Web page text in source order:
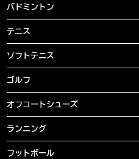
バドミントン
テニス
ソフトテニス
ゴルフ
オフコートシューズ
ランニング
フットボール